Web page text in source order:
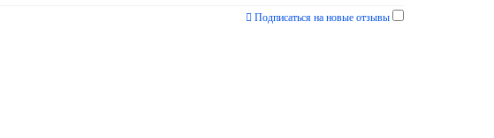
Подписаться на новые отзывы